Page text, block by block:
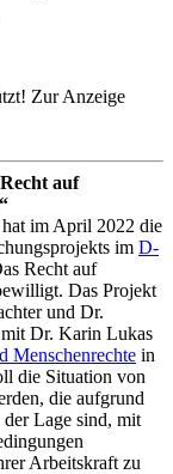
Zur Anzeige
auf
im April 2022 die
im D-
Recht auf
Das Projekt
und Dr.
Dr. Karin Lukas
Menschenrechte in
die Situation von
die aufgrund
Lage sind, mit
Arbeitskraft zu